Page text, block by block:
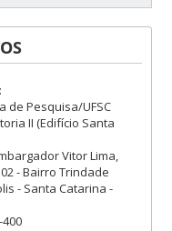
de Pesquisa/UFSC
II (Edifício Santa
Vitor Lima,
- Bairro Trindade
- Santa Catarina -
400